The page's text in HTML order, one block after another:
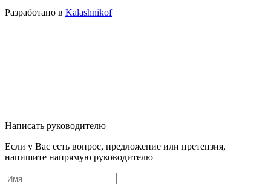
Разработано в Kalashnikof
Написать руководителю
Если у Вас есть вопрос, предложение или претензия,
напишите напрямую руководителю